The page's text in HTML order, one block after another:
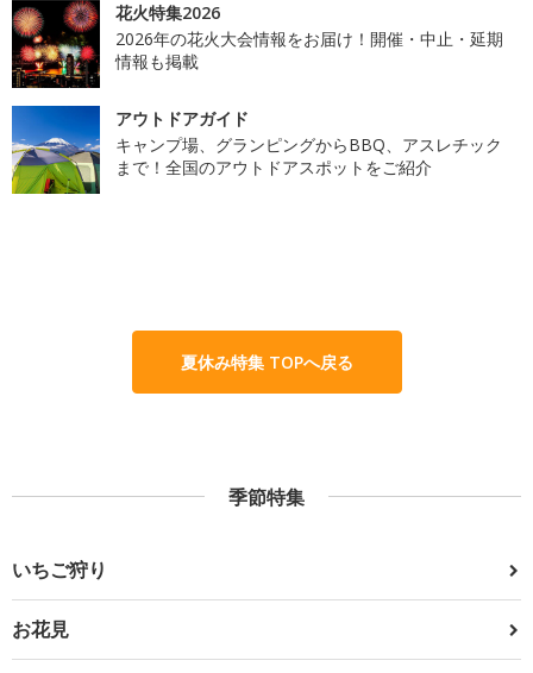
花火特集2026
2026年の花火大会情報をお届け！開催・中止・延期
情報も掲載
アウトドアガイド
キャンプ場、グランピングからBBQ、アスレチック
まで！全国のアウトドアスポットをご紹介
夏休み特集 TOPへ戻る
季節特集
いちご狩り
お花見